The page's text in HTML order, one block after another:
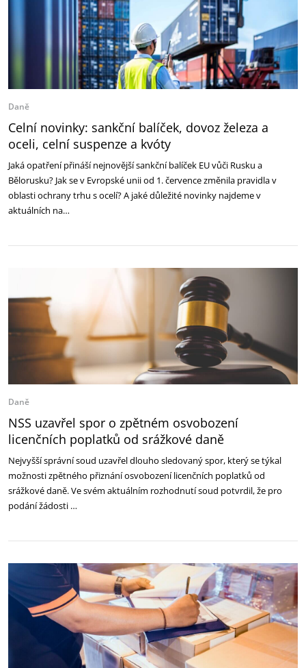
Daně
Celní novinky: sankční balíček, dovoz železa a
oceli, celní suspenze a kvóty
Jaká opatření přináší nejnovější sankční balíček EU vůči Rusku a
Bělorusku? Jak se v Evropské unii od 1. července změnila pravidla v
oblasti ochrany trhu s ocelí? A jaké důležité novinky najdeme v
aktuálních na…
Daně
NSS uzavřel spor o zpětném osvobození
licenčních poplatků od srážkové daně
Nejvyšší správní soud uzavřel dlouho sledovaný spor, který se týkal
možnosti zpětného přiznání osvobození licenčních poplatků od
srážkové daně. Ve svém aktuálním rozhodnutí soud potvrdil, že pro
podání žádosti …